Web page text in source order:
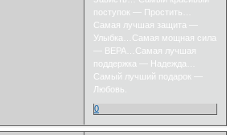
поступок — Простить…
Самая лучшая защита —
Улыбка…Самая мощная сила
— ВЕРА…Самая лучшая
поддержка — Надежда…
Самый лучший подарок —
Любовь.
0